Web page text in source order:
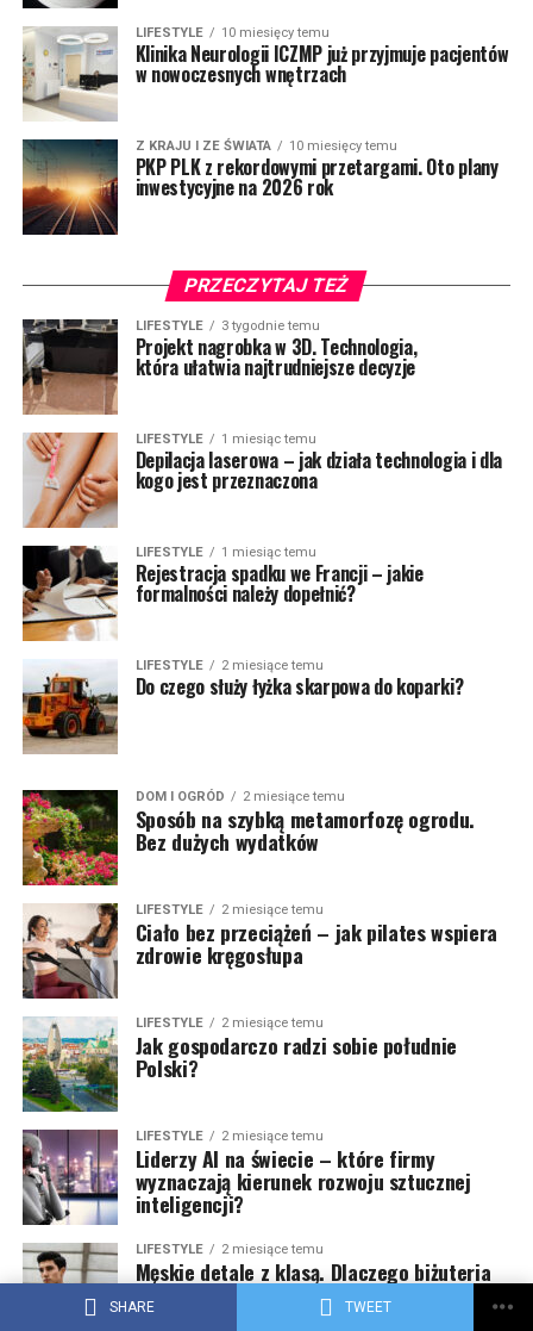
SHARE TWEET
LIFESTYLE 10 miesięcy temu
Klinika Neurologii ICZMP już przyjmuje pacjentów
w nowoczesnych wnętrzach
Z KRAJU I ZE ŚWIATA 10 miesięcy temu
PKP PLK z rekordowymi przetargami. Oto plany
inwestycyjne na 2026 rok
PRZECZYTAJ TEŻ
LIFESTYLE 3 tygodnie temu
Projekt nagrobka w 3D. Technologia,
która ułatwia najtrudniejsze decyzje
LIFESTYLE 1 miesiąc temu
Depilacja laserowa – jak działa technologia i dla
kogo jest przeznaczona
LIFESTYLE 1 miesiąc temu
Rejestracja spadku we Francji – jakie
formalności należy dopełnić?
LIFESTYLE 2 miesiące temu
Do czego służy łyżka skarpowa do koparki?
DOM I OGRÓD 2 miesiące temu
Sposób na szybką metamorfozę ogrodu.
Bez dużych wydatków
LIFESTYLE 2 miesiące temu
Ciało bez przeciążeń – jak pilates wspiera
zdrowie kręgosłupa
LIFESTYLE 2 miesiące temu
Jak gospodarczo radzi sobie południe
Polski?
LIFESTYLE 2 miesiące temu
Liderzy AI na świecie – które firmy
wyznaczają kierunek rozwoju sztucznej
inteligencji?
LIFESTYLE 2 miesiące temu
Męskie detale z klasą. Dlaczego biżuteria
z kamieni naturalnych podbija rynek
premium?